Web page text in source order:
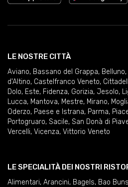
LE NOSTRE CITTÀ
Aviano, Bassano del Grappa, Belluno,
d'Altino, Castelfranco Veneto,
Dolo, Este, Fidenza, Gorizia, Jesolo,
Lucca, Mantova, Mestre, Mirano,
Oderzo, Paese e Istrana, Parma,
Portogruaro, Sacile, San Donà di
Vercelli, Vicenza, Vittorio Veneto
LE SPECIALITÀ DEI NOSTRI
Alimentari, Arancini, Bagels, Bao Buns